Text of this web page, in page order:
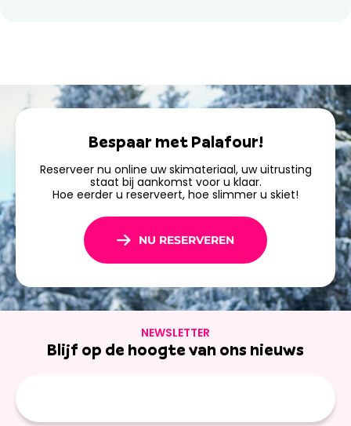
Bespaar met Palafour!
Reserveer nu online uw skimateriaal, uw uitrusting
staat bij aankomst voor u klaar.
Hoe eerder u reserveert, hoe slimmer u skiet!
NU RESERVEREN
NEWSLETTER
Blijf op de hoogte van ons nieuws